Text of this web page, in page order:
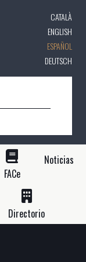
CATALÀ
ENGLISH
ESPAÑOL
DEUTSCH
FACe
Noticias
Directorio